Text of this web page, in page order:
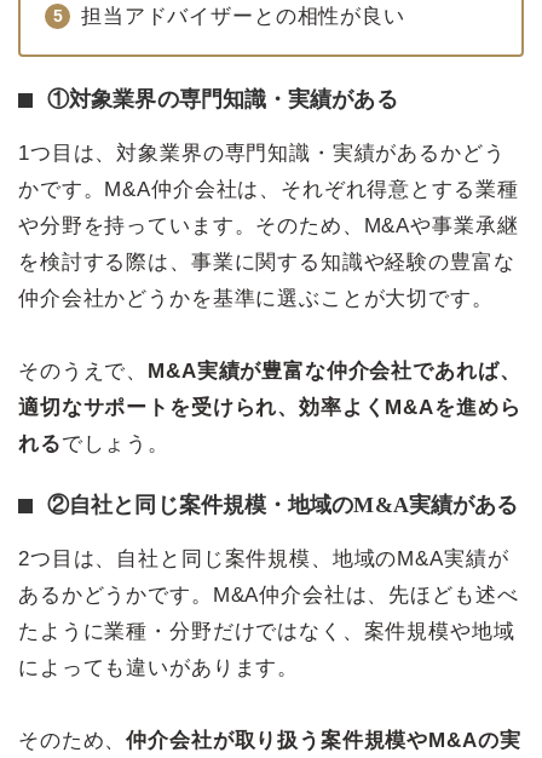
担当アドバイザーとの相性が良い
①対象業界の専門知識・実績がある
1つ目は、対象業界の専門知識・実績があるかどう
かです。M&A仲介会社は、それぞれ得意とする業種
や分野を持っています。そのため、M&Aや事業承継
を検討する際は、事業に関する知識や経験の豊富な
仲介会社かどうかを基準に選ぶことが大切です。
そのうえで、
M&A実績が豊富な仲介会社であれば、
適切なサポートを受けられ、効率よくM&Aを進めら
れるでしょう。
②自社と同じ案件規模・地域のM&A実績がある
2つ目は、自社と同じ案件規模、地域のM&A実績が
あるかどうかです。M&A仲介会社は、先ほども述べ
たように業種・分野だけではなく、案件規模や地域
によっても違いがあります。
そのため、仲介会社が取り扱う案件規模やM&Aの実